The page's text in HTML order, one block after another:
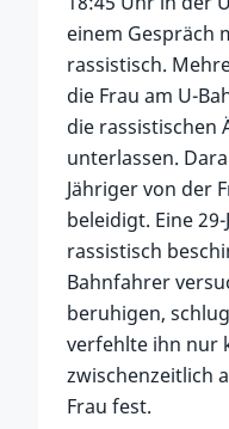
einem
rassistisch.
die Frau am U-
die rassistischen
unterlassen.
Jähriger von der
beleidigt. Eine
rassistisch
Bahnfahrer
beruhigen,
verfehlte ihn nur
zwischenzeitlich
Frau fest.